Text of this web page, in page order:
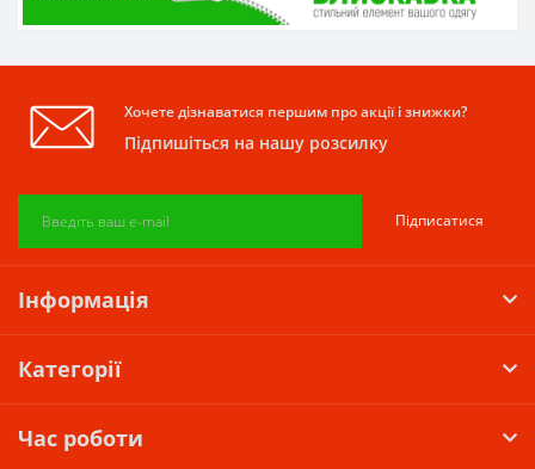
Хочете дізнаватися першим про акції і знижки?
Підпишіться на нашу розсилку
Підписатися
Інформація
Категорії
Час роботи